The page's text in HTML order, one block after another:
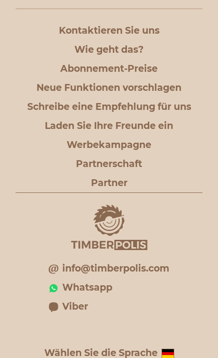
Kontaktieren Sie uns
Wie geht das?
Abonnement-Preise
Neue Funktionen vorschlagen
Schreibe eine Empfehlung für uns
Laden Sie Ihre Freunde ein
Werbekampagne
Partnerschaft
Partner
info@timberpolis.com
Whatsapp
Viber
Wählen Sie die Sprache